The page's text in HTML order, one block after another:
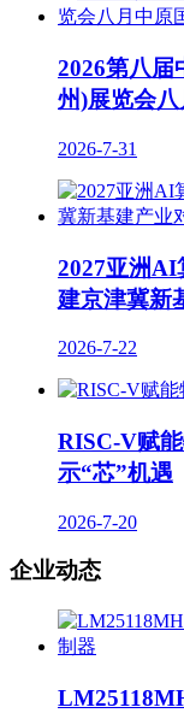
2026第八届
州)展览会
2026-7-31
2027亚洲AI
建京津冀新
2026-7-22
RISC-V赋
示“芯”机遇
2026-7-20
企业动态